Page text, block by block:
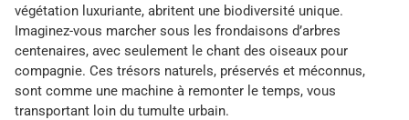
végétation luxuriante, abritent une biodiversité unique.
Imaginez-vous marcher sous les frondaisons d’arbres
centenaires, avec seulement le chant des oiseaux pour
compagnie. Ces trésors naturels, préservés et méconnus,
sont comme une machine à remonter le temps, vous
transportant loin du tumulte urbain.